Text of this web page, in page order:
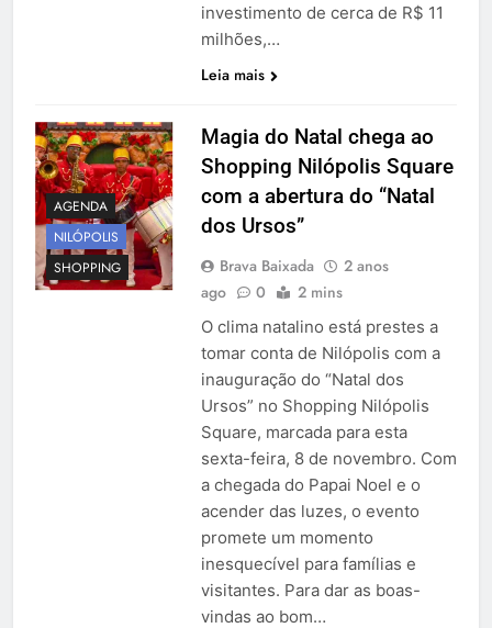
investimento de cerca de R$ 11
milhões,…
Leia mais
AGENDA
NILÓPOLIS
SHOPPING
Magia do Natal chega ao
Shopping Nilópolis Square
com a abertura do “Natal
dos Ursos”
Brava Baixada
2 anos
ago
0 2 mins
O clima natalino está prestes a
tomar conta de Nilópolis com a
inauguração do “Natal dos
Ursos” no Shopping Nilópolis
Square, marcada para esta
sexta-feira, 8 de novembro. Com
a chegada do Papai Noel e o
acender das luzes, o evento
promete um momento
inesquecível para famílias e
visitantes. Para dar as boas-
vindas ao bom…